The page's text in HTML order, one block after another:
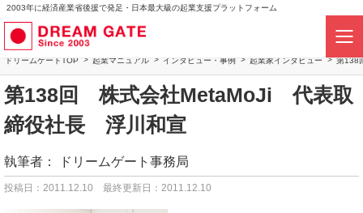
2003年に経済産業省後援で発足・日本最大級の起業支援プラットフォーム
ドリームゲートTOP 起業マニュアル インタビュー・事例 起業家インタビュー 第138
第138回 株式会社MetaMoJi 代表取
締役社長 浮川和宣
執筆者： ドリームゲート事務局
投稿日：2011.12.10 最終更新日：2011.12.10